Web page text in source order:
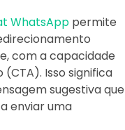
WhatsApp permite
com a capacidade
Isso significa
sugestiva que
enviar uma